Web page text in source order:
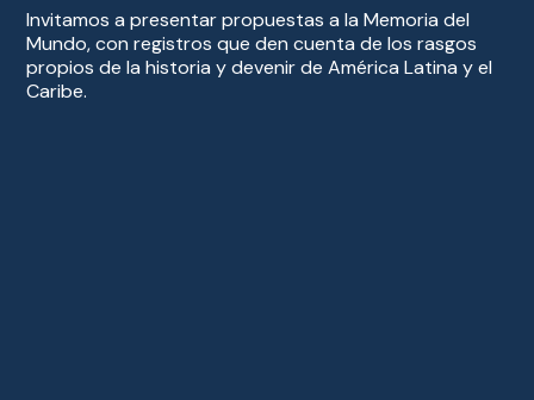
Invitamos a presentar propuestas a la Memoria del
Mundo, con registros que den cuenta de los rasgos
propios de la historia y devenir de América Latina y el
Caribe.